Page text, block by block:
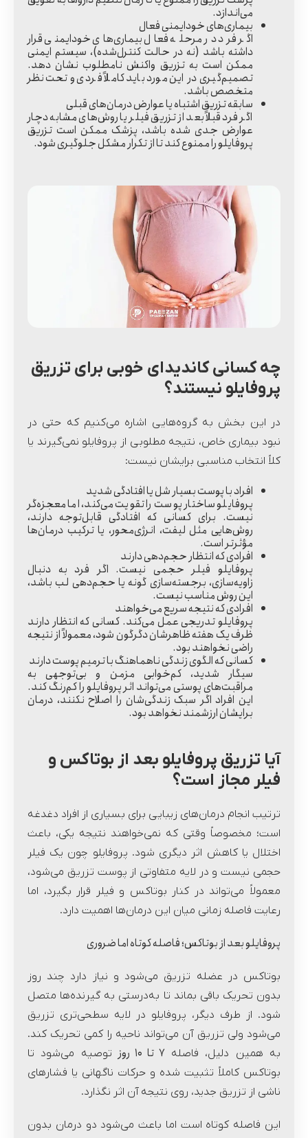
می‌اندازد.
بیماری‌های خودایمنی فعال
اگر فرد در مرحله فعال بیماری‌های خودایمنی قرار
داشته باشد (نه در حالت کنترل‌شده)، سیستم ایمنی
ممکن است به تزریق واکنش نامطلوب نشان دهد.
تصمیم‌گیری در این مورد باید کاملاً فردی و تحت نظر
متخصص باشد.
سابقه تزریق اشتباه یا عوارض درمان‌های قبلی
اگر فرد قبلاً بعد از تزریق فیلر یا روش‌های مشابه دچار
عوارض جدی شده باشد، پزشک ممکن است تزریق
پروفایلو را ممنوع کند تا از تکرار مشکل جلوگیری شود.
چه کسانی کاندیدای خوبی برای تزریق
پروفایلو نیستند؟
در این بخش به گروه‌هایی اشاره می‌کنیم که حتی در
نبود بیماری خاص، نتیجه مطلوبی از پروفایلو نمی‌گیرند یا
کلاً انتخاب مناسبی برایشان نیست:
افراد با پوست بسیار شل یا افتادگی شدید
پروفایلو ساختار پوست را تقویت می‌کند، اما معجزه‌گر
نیست. برای کسانی که افتادگی قابل‌توجه دارند،
روش‌هایی مثل لیفت، انرژی‌محور، یا ترکیب درمان‌ها
مؤثرتر است.
افرادی که انتظار حجم‌دهی دارند
پروفایلو فیلر حجمی نیست. اگر فرد به دنبال
زاویه‌سازی، برجسته‌سازی گونه یا حجم‌دهی لب باشد،
این روش مناسب نیست.
افرادی که نتیجه سریع می‌خواهند
پروفایلو تدریجی عمل می‌کند. کسانی که انتظار دارند
ظرف یک هفته ظاهرشان دگرگون شود، معمولاً از نتیجه
راضی نخواهند بود.
کسانی که الگوی زندگی ناهماهنگ با ترمیم پوست دارند
سیگار شدید، کم‌خوابی مزمن و بی‌توجهی به
مراقبت‌های پوستی می‌تواند اثر پروفایلو را کم‌رنگ کند.
این افراد اگر سبک زندگی‌شان را اصلاح نکنند، درمان
برایشان ارزشمند نخواهد بود.
آیا تزریق پروفایلو بعد از بوتاکس و
فیلر مجاز است؟
ترتیب انجام درمان‌های زیبایی برای بسیاری از افراد دغدغه
است؛ مخصوصاً وقتی که نمی‌خواهند نتیجه یکی، باعث
اختلال یا کاهش اثر دیگری شود. پروفایلو چون یک فیلر
حجمی نیست و در لایه متفاوتی از پوست تزریق می‌شود،
معمولاً می‌تواند در کنار بوتاکس و فیلر قرار بگیرد، اما
رعایت فاصله زمانی میان این درمان‌ها اهمیت دارد.
پروفایلو بعد از بوتاکس؛ فاصله کوتاه اما ضروری
بوتاکس در عضله تزریق می‌شود و نیاز دارد چند روز
بدون تحریک باقی بماند تا به‌درستی به گیرنده‌ها متصل
شود. از طرف دیگر، پروفایلو در لایه سطحی‌تری تزریق
می‌شود ولی تزریق آن می‌تواند ناحیه را کمی تحریک کند.
به همین دلیل، فاصله ۷ تا ۱۰روز توصیه می‌شود تا
بوتاکس کاملاً تثبیت شده و حرکات ناگهانی یا فشارهای
ناشی از تزریق جدید، روی نتیجه آن اثر نگذارد.
این فاصله کوتاه است اما باعث می‌شود دو درمان بدون